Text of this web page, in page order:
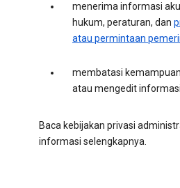
menerima informasi
hukum, peraturan, dan
atau permintaan
membatasi
atau mengedit
Baca kebijakan privasi
informasi selengkapnya.